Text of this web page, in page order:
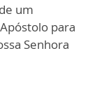
um
para
Senhora